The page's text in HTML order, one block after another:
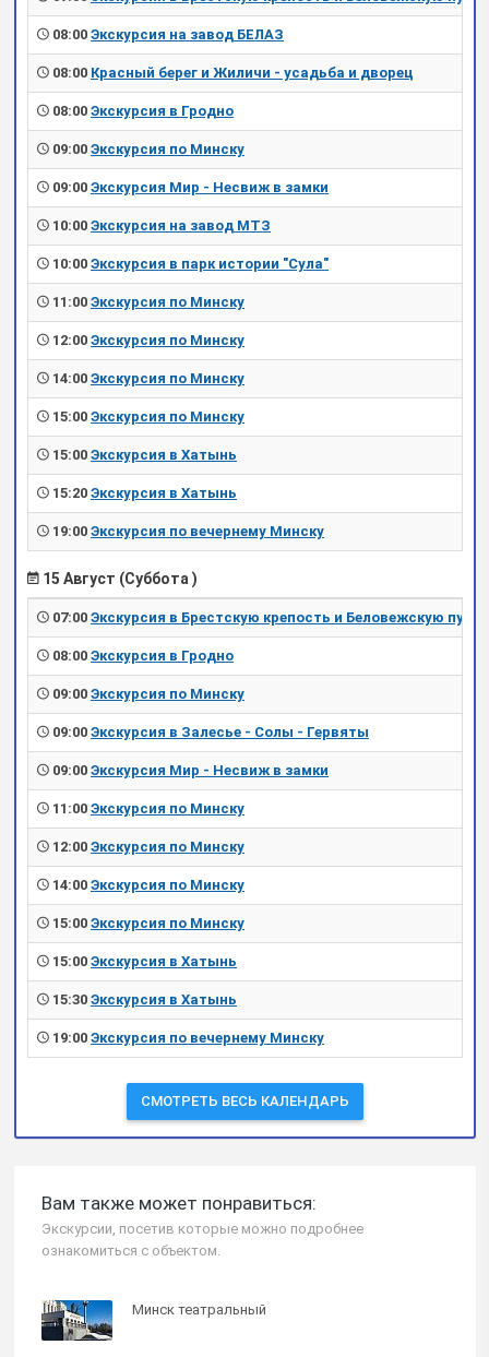
08:00 Экскурсия на завод БЕЛАЗ
08:00 Красный берег и Жиличи - усадьба и дворец
08:00 Экскурсия в Гродно
09:00 Экскурсия по Минску
09:00 Экскурсия Мир - Несвиж в замки
10:00 Экскурсия на завод МТЗ
10:00 Экскурсия в парк истории "Сула"
11:00 Экскурсия по Минску
12:00 Экскурсия по Минску
14:00 Экскурсия по Минску
15:00 Экскурсия по Минску
15:00 Экскурсия в Хатынь
15:20 Экскурсия в Хатынь
19:00 Экскурсия по вечернему Минску
15 Август (Суббота )
07:00 Экскурсия в Брестскую крепость и Беловежскую пущу
08:00 Экскурсия в Гродно
09:00 Экскурсия по Минску
09:00 Экскурсия в Залесье - Солы - Гервяты
09:00 Экскурсия Мир - Несвиж в замки
11:00 Экскурсия по Минску
12:00 Экскурсия по Минску
14:00 Экскурсия по Минску
15:00 Экскурсия по Минску
15:00 Экскурсия в Хатынь
15:30 Экскурсия в Хатынь
19:00 Экскурсия по вечернему Минску
СМОТРЕТЬ ВЕСЬ КАЛЕНДАРЬ
Вам также может понравиться:
Экскурсии, посетив которые можно подробнее
ознакомиться с объектом.
Минск театральный